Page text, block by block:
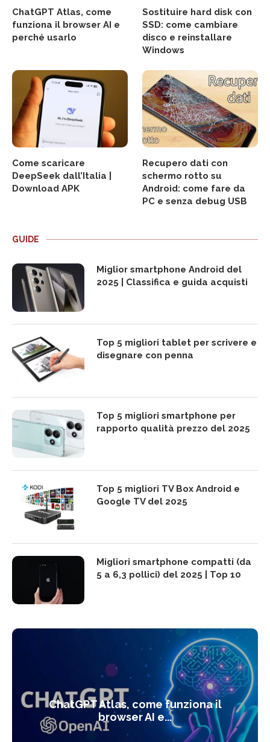
ChatGPT Atlas, come
funziona il browser AI e
perché usarlo
Sostituire hard disk con
SSD: come cambiare
disco e reinstallare
Windows
Come scaricare
DeepSeek dall’Italia |
Download APK
Recupero dati con
schermo rotto su
Android: come fare da
PC e senza debug USB
GUIDE
Miglior smartphone Android del
2025 | Classifica e guida acquisti
Top 5 migliori tablet per scrivere e
disegnare con penna
Top 5 migliori smartphone per
rapporto qualità prezzo del 2025
Top 5 migliori TV Box Android e
Google TV del 2025
Migliori smartphone compatti (da
5 a 6,3 pollici) del 2025 | Top 10
ChatGPT Atlas, come funziona il
browser AI e...